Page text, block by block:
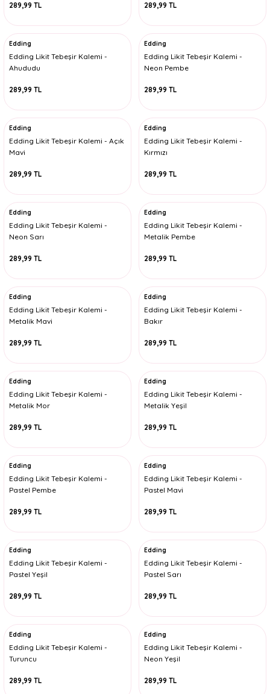
289,99 TL 289,99 TL
Edding
Edding Likit Tebeşir Kalemi -
Ahududu
289,99 TL
Edding
Edding Likit Tebeşir Kalemi -
Neon Pembe
289,99 TL
Edding
Edding Likit Tebeşir Kalemi - Açık
Mavi
289,99 TL
Edding
Edding Likit Tebeşir Kalemi -
Kırmızı
289,99 TL
Edding
Edding Likit Tebeşir Kalemi -
Neon Sarı
289,99 TL
Edding
Edding Likit Tebeşir Kalemi -
Metalik Pembe
289,99 TL
Edding
Edding Likit Tebeşir Kalemi -
Metalik Mavi
289,99 TL
Edding
Edding Likit Tebeşir Kalemi -
Bakır
289,99 TL
Edding
Edding Likit Tebeşir Kalemi -
Metalik Mor
289,99 TL
Edding
Edding Likit Tebeşir Kalemi -
Metalik Yeşil
289,99 TL
Edding
Edding Likit Tebeşir Kalemi -
Pastel Pembe
289,99 TL
Edding
Edding Likit Tebeşir Kalemi -
Pastel Mavi
289,99 TL
Edding
Edding Likit Tebeşir Kalemi -
Pastel Yeşil
289,99 TL
Edding
Edding Likit Tebeşir Kalemi -
Pastel Sarı
289,99 TL
Edding
Edding Likit Tebeşir Kalemi -
Turuncu
289,99 TL
Edding
Edding Likit Tebeşir Kalemi -
Neon Yeşil
289,99 TL